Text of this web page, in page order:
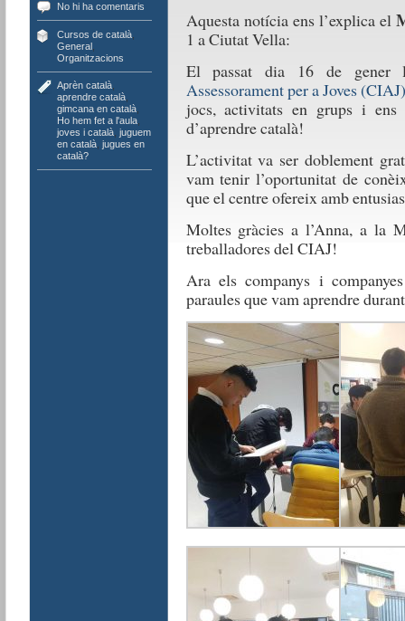
No hi ha comentaris
Cursos de català,
General,
Organitzacions
Aprèn català,
aprendre català,
gimcana en català,
Ho hem fet a l'aula,
joves i català, juguem
en català, jugues en
català?
Aquesta notícia ens l’explica el
1 a Ciutat Vella:
El passat dia 16 de gener
Assessorament per a Joves (CIAJ)
jocs, activitats en grups i ens
d’aprendre català!
L’activitat va ser doblement
vam tenir l’oportunitat de
que el centre ofereix amb
Moltes gràcies a l’Anna, a la
treballadores del CIAJ!
Ara els companys i
paraules que vam aprendre